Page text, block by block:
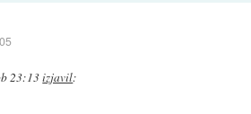
23:13izjavil: